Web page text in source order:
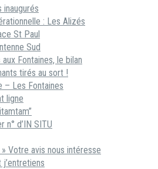
inaugurés
: Les Alizés
St Paul
Sud
Fontaines, le bilan
tirés au sort !
– Les Fontaines
ligne
n° d’IN SITU
Votre avis nous intéresse